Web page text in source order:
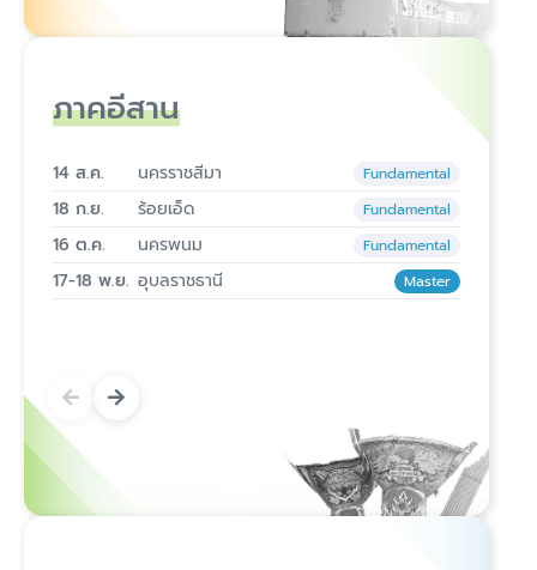
ภาคอีสาน
14 ส.ค. นครราชสีมา Fundamental
18 ก.ย. ร้อยเอ็ด Fundamental
16 ต.ค. นครพนม Fundamental
17-18 พ.ย. อุบลราชธานี Master